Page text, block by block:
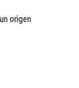
origen